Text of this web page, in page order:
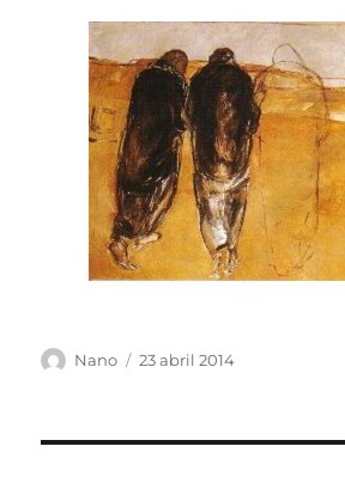
Autor
Nano
Publicado
23 abril 2014